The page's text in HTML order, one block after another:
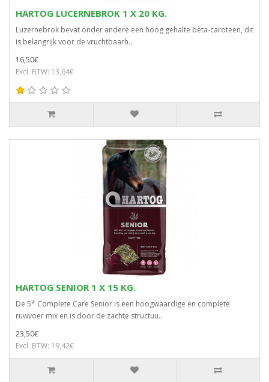
HARTOG LUCERNEBROK 1 X 20 KG.
Luzernebrok bevat onder andere een hoog gehalte bèta-caroteen, dit
is belangrijk voor de vruchtbaarh..
16,50€
Excl. BTW: 13,64€
HARTOG SENIOR 1 X 15 KG.
De 5* Complete Care Senior is een hoogwaardige en complete
ruwvoer mix en is door de zachte structuu..
23,50€
Excl. BTW: 19,42€